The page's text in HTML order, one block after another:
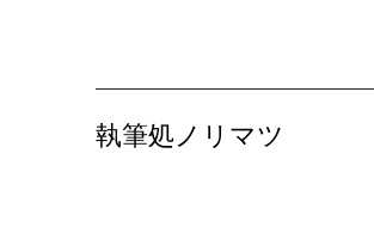
​執筆処ノリマツ